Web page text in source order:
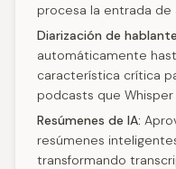
procesa la entrada de
Diarización de
automáticamente
característica crítica
podcasts que
Resúmenes de IA:
resúmenes
transformando